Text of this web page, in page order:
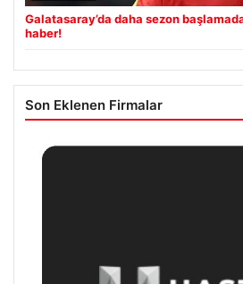
Galatasaray’da daha sezon
haber!
Son Eklenen Firmalar